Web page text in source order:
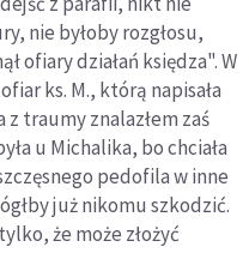
nie byłoby rozgłosu,
ofiary działań księdza". W
ks. M., którą napisała
traumy znalazłem zaś
u Michalika, bo chciała
pedofila w inne
już nikomu szkodzić.
że może złożyć